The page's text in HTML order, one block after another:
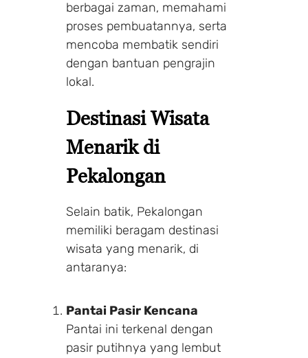
berbagai zaman, memahami
proses pembuatannya, serta
mencoba membatik sendiri
dengan bantuan pengrajin
lokal.
Destinasi Wisata
Menarik di
Pekalongan
Selain batik, Pekalongan
memiliki beragam destinasi
wisata yang menarik, di
antaranya:
Pantai Pasir Kencana
Pantai ini terkenal dengan
pasir putihnya yang lembut